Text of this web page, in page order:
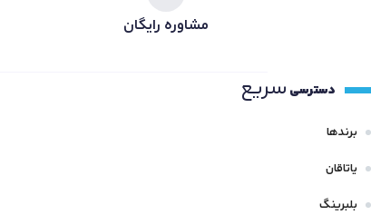
مشاوره رایگان
دسترسی سریع
برندها
یاتاقان
بلبرینگ